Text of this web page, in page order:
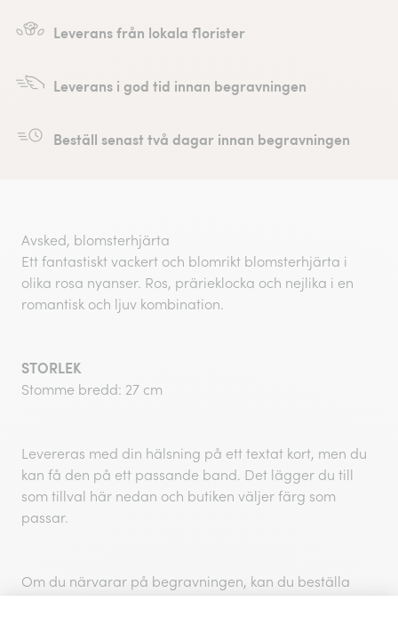
Leverans från lokala florister
Leverans i god tid innan begravningen
Beställ senast två dagar innan begravningen
Avsked, blomsterhjärta
Ett fantastiskt vackert och blomrikt blomsterhjärta i
olika rosa nyanser. Ros, prärieklocka och nejlika i en
romantisk och ljuv kombination.
STORLEK
Stomme bredd: 27 cm
Levereras med din hälsning på ett textat kort, men du
kan få den på ett passande band. Det lägger du till
som tillval här nedan och butiken väljer färg som
passar.
Om du närvarar på begravningen, kan du beställa